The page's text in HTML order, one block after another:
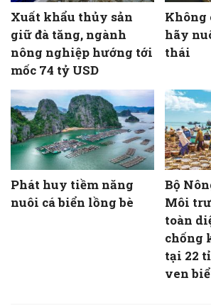
Xuất khẩu thủy sản
giữ đà tăng, ngành
nông nghiệp hướng tới
mốc 74 tỷ USD
Không
hãy
thái
Phát huy tiềm năng
nuôi cá biển lồng bè
Bộ
Môi
toàn
chống
tại 22
ven